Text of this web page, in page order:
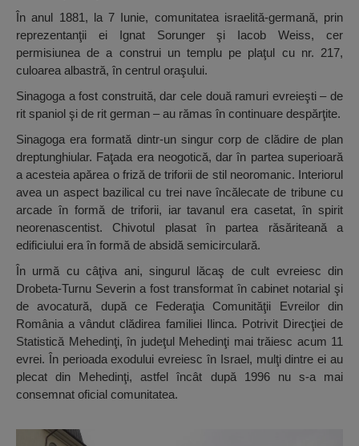
În anul 1881, la 7 Iunie, comunitatea israelită-germană, prin
reprezentanţii ei Ignat Sorunger şi Iacob Weiss, cer
permisiunea de a construi un templu pe plaţul cu nr. 217,
culoarea albastră, în centrul oraşului.
Sinagoga a fost construită, dar cele două ramuri evreieşti – de
rit spaniol şi de rit german – au rămas în continuare despărţite.
Sinagoga era formată dintr-un singur corp de clădire de plan
dreptunghiular. Faţada era neogotică, dar în partea superioară
a acesteia apărea o friză de triforii de stil neoromanic. Interiorul
avea un aspect bazilical cu trei nave încălecate de tribune cu
arcade în formă de triforii, iar tavanul era casetat, în spirit
neorenascentist. Chivotul plasat în partea răsăriteană a
edificiului era în formă de absidă semicirculară.
În urmă cu câţiva ani, singurul lăcaş de cult evreiesc din
Drobeta-Turnu Severin a fost transformat în cabinet notarial şi
de avocatură, după ce Federaţia Comunităţii Evreilor din
România a vândut clădirea familiei Ilinca. Potrivit Direcţiei de
Statistică Mehedinţi, în judeţul Mehedinţi mai trăiesc acum 11
evrei. În perioada exodului evreiesc în Israel, mulţi dintre ei au
plecat din Mehedinţi, astfel încât după 1996 nu s-a mai
consemnat oficial comunitatea.